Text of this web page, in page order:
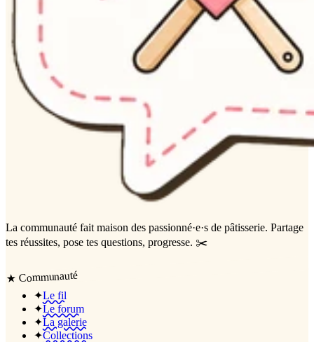
La communauté fait maison des passionné·e·s de pâtisserie. Partage
tes réussites, pose tes questions, progresse. ✂️
★ Communauté
✦Le fil
✦Le forum
✦La galerie
✦Collections